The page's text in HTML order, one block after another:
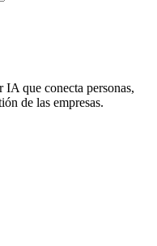
que conecta personas,
de las empresas.